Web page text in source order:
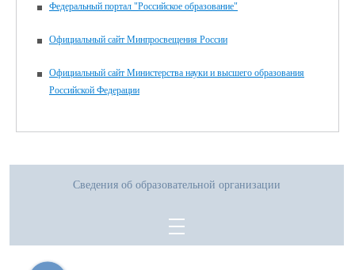
Федеральный портал "Российское образование"
Официальный сайт Минпросвещения России
Официальный сайт Министерства науки и высшего образования
Российской Федерации
Сведения об образовательной организации